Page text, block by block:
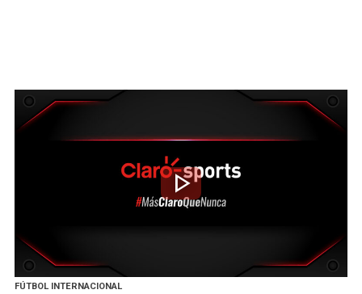
play_arrow
FÚTBOL INTERNACIONAL